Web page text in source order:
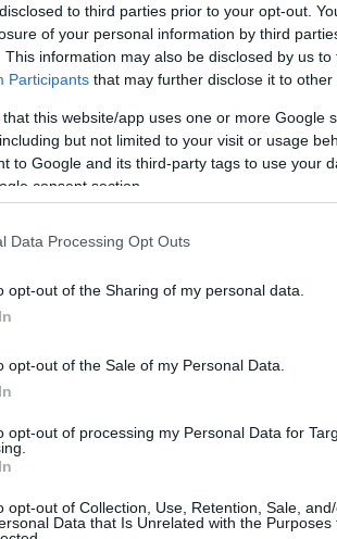
to third parties prior to your opt-out.
of your personal information by third
This information may also be disclosed by us
Participants that may further disclose it to other
that this website/app uses one or more Google
but not limited to your visit or usage
to Google and its third-party tags to use your
consent section.
Data Processing Opt Outs
opt-out of the Sharing of my personal data.
opt-out of the Sale of my Personal Data.
opt-out of processing my Personal Data for
opt-out of Collection, Use, Retention, Sale,
Data that Is Unrelated with the Purposes
κανάλι με απίστευτη ομαδική
δείχνουν το σκυλάκι να
Μάντσεστερ, τηςΑγγλίας, πριν
- και οι δύο 20 ετών - επέστρεφαν
Akyol να κρατάει ένα λουρί πάνω